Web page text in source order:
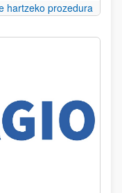
hartzeko prozedura